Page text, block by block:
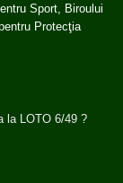
Sport, Biroului
Protecţia
la LOTO 6/49 ?